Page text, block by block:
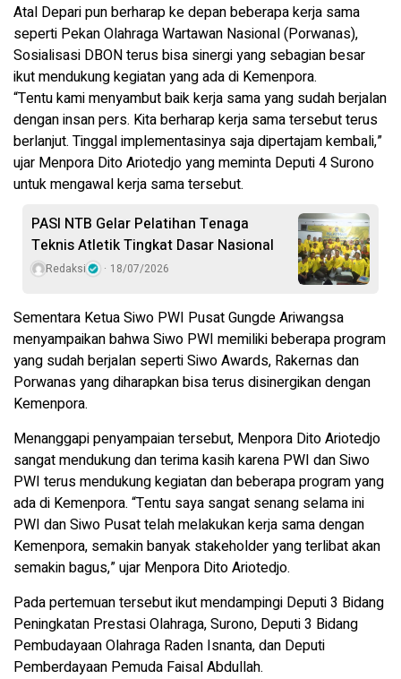
Atal Depari pun berharap ke depan beberapa kerja sama
seperti Pekan Olahraga Wartawan Nasional (Porwanas),
Sosialisasi DBON terus bisa sinergi yang sebagian besar
ikut mendukung kegiatan yang ada di Kemenpora.
“Tentu kami menyambut baik kerja sama yang sudah berjalan
dengan insan pers. Kita berharap kerja sama tersebut terus
berlanjut. Tinggal implementasinya saja dipertajam kembali,”
ujar Menpora Dito Ariotedjo yang meminta Deputi 4 Surono
untuk mengawal kerja sama tersebut.
PASI NTB Gelar Pelatihan Tenaga
Teknis Atletik Tingkat Dasar Nasional
Redaksi 18/07/2026
Sementara Ketua Siwo PWI Pusat Gungde Ariwangsa
menyampaikan bahwa Siwo PWI memiliki beberapa program
yang sudah berjalan seperti Siwo Awards, Rakernas dan
Porwanas yang diharapkan bisa terus disinergikan dengan
Kemenpora.
Menanggapi penyampaian tersebut, Menpora Dito Ariotedjo
sangat mendukung dan terima kasih karena PWI dan Siwo
PWI terus mendukung kegiatan dan beberapa program yang
ada di Kemenpora. “Tentu saya sangat senang selama ini
PWI dan Siwo Pusat telah melakukan kerja sama dengan
Kemenpora, semakin banyak stakeholder yang terlibat akan
semakin bagus,” ujar Menpora Dito Ariotedjo.
Pada pertemuan tersebut ikut mendampingi Deputi 3 Bidang
Peningkatan Prestasi Olahraga, Surono, Deputi 3 Bidang
Pembudayaan Olahraga Raden Isnanta, dan Deputi
Pemberdayaan Pemuda Faisal Abdullah.